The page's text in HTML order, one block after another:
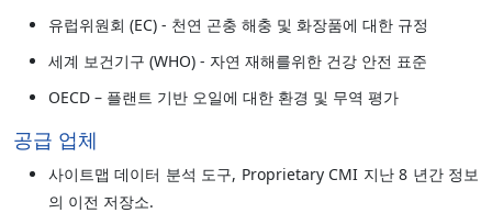
유럽위원회 (EC) - 천연 곤충 해충 및 화장품에 대한 규정
세계 보건기구 (WHO) - 자연 재해를위한 건강 안전 표준
OECD – 플랜트 기반 오일에 대한 환경 및 무역 평가
공급 업체
사이트맵 데이터 분석 도구, Proprietary CMI 지난 8 년간 정보
의 이전 저장소.